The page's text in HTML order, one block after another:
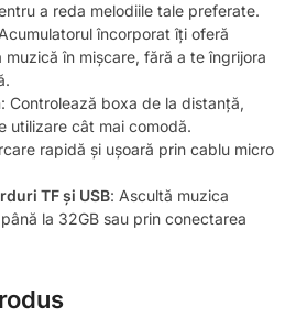
a reda melodiile tale preferate.
încorporat îți oferă
în mișcare, fără a te îngrijora
: Controlează boxa de la distanță,
utilizare cât mai comodă.
rapidă și ușoară prin cablu micro
TF și USB: Ascultă muzica
la 32GB sau prin conectarea